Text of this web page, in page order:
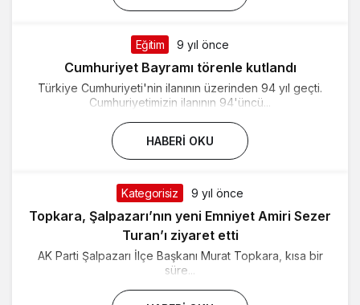
Eğitim 9 yıl önce
Cumhuriyet Bayramı törenle kutlandı
Türkiye Cumhuriyeti'nin ilanının üzerinden 94 yıl geçti.
Cumhuriyetimizin ilanının 94'üncü...
HABERI OKU
Kategorisiz 9 yıl önce
Topkara, Şalpazarı’nın yeni Emniyet Amiri Sezer
Turan’ı ziyaret etti
AK Parti Şalpazarı İlçe Başkanı Murat Topkara, kısa bir
süre...